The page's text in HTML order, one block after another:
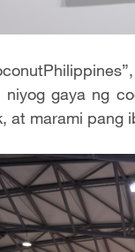
niyog gaya ng
at marami pang